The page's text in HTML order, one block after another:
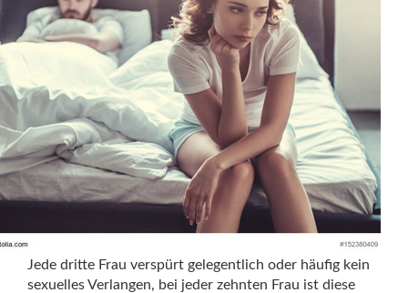
Jede dritte Frau verspürt gelegentlich oder häufig kein
sexuelles Verlangen, bei jeder zehnten Frau ist diese